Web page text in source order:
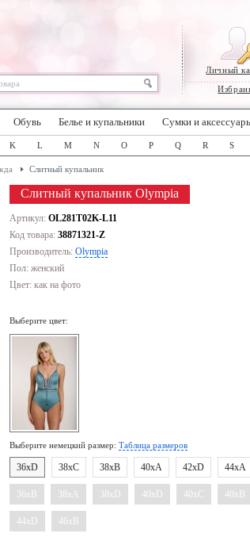
Личный
Обувь Белье и купальники Сумки и
K L M N O P Q R S
Слитный купальник
Слитный купальник Olympia
Артикул: OL281T02K-L11
Код товара: 38871321-Z
Производитель: Olympia
Пол: женский
Цвет: как на фото
Выберите цвет:
Выберите немецкий размер: Таблица размеров
36xD 38xC 38xB 40xA 42xD 44xA
36xB 38xA 38xD 40xD 40xC 40xB
44xD 46xB